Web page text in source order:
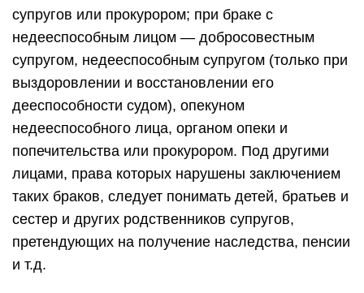
супругов или прокурором; при браке с
недееспособным лицом — добросовестным
супругом, недееспособным супругом (только при
выздоровлении и восстановлении его
дееспособности судом), опекуном
недееспособного лица, органом опеки и
попечительства или прокурором. Под другими
лицами, права которых нарушены заключением
таких браков, следует понимать детей, братьев и
сестер и других родственников супругов,
претендующих на получение наследства, пенсии
и т.д.